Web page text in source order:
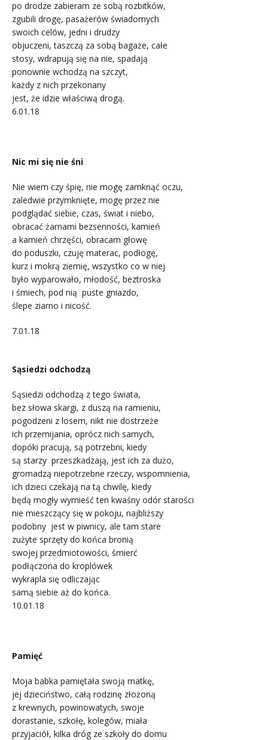
po drodze zabieram ze sobą rozbitków,
zgubili drogę, pasażerów świadomych
swoich celów, jedni i drudzy
objuczeni, taszczą za sobą bagaże, całe
stosy, wdrapują się na nie, spadają
ponownie wchodzą na szczyt,
każdy z nich przekonany
jest, że idzie właściwą drogą.
6.01.18
Nic mi się nie śni
Nie wiem czy śpię, nie mogę zamknąć oczu,
zaledwie przymknięte, mogę przez nie
podglądać siebie, czas, świat i niebo,
obracać żarnami bezsenności, kamień
a kamień chrzęści, obracam głowę
do poduszki, czuję materac, podłogę,
kurz i mokrą ziemię, wszystko co w niej
było wyparowało, młodość, beztroska
i śmiech, pod nią puste gniazdo,
ślepe ziarno i nicość.
7.01.18
Sąsiedzi odchodzą
Sąsiedzi odchodzą z tego świata,
bez słowa skargi, z duszą na ramieniu,
pogodzeni z losem, nikt nie dostrzeże
ich przemijania, oprócz nich samych,
dopóki pracują, są potrzebni, kiedy
są starzy przeszkadzają, jest ich za dużo,
gromadzą niepotrzebne rzeczy, wspomnienia,
ich dzieci czekają na tą chwilę, kiedy
będą mogły wymieść ten kwaśny odór starości
nie mieszczący się w pokoju, najbliższy
podobny jest w piwnicy, ale tam stare
zużyte sprzęty do końca bronią
swojej przedmiotowości, śmierć
podłączona do kroplówek
wykrapla się odliczając
samą siebie aż do końca.
10.01.18
Pamięć
Moja babka pamiętała swoją matkę,
jej dzieciństwo, całą rodzinę złożoną
z krewnych, powinowatych, swoje
dorastanie, szkołę, kolegów, miała
przyjaciół, kilka dróg ze szkoły do domu